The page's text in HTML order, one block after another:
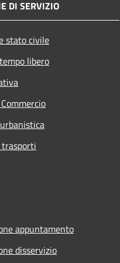
DI SERVIZIO
stato civile
libero
appuntamento
disservizio